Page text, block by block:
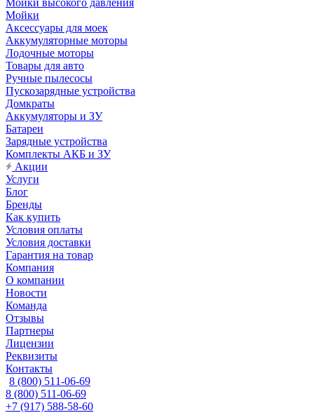
Мойки высокого давления
Мойки
Аксессуары для моек
Аккумуляторные моторы
Лодочные моторы
Товары для авто
Ручные пылесосы
Пускозарядные устройства
Домкраты
Аккумуляторы и ЗУ
Батареи
Зарядные устройства
Комплекты АКБ и ЗУ
Акции
Услуги
Блог
Бренды
Как купить
Условия оплаты
Условия доставки
Гарантия на товар
Компания
О компании
Новости
Команда
Отзывы
Партнеры
Лицензии
Реквизиты
Контакты
8 (800) 511-06-69
8 (800) 511-06-69
+7 (917) 588-58-60